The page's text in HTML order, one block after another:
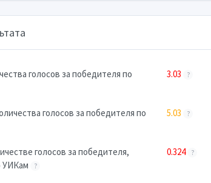
голосов за победителя по
3.03 ?
голосов за победителя по
5.03 ?
голосов за победителя,
УИКам
?
0.324 ?